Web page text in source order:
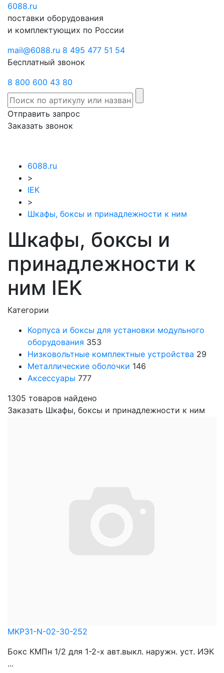
6088.ru
поставки оборудования
и комплектующих по России
mail@6088.ru 8 495 477 51 54
Бесплатный звонок
8 800 600 43 80
Отправить запрос
Заказать звонок
6088.ru
>
IEK
>
Шкафы, боксы и принадлежности к ним
Шкафы, боксы и
принадлежности к
ним IEK
Категории
Корпуса и боксы для установки модульного
оборудования 353
Низковольтные комплектные устройства 29
Металлические оболочки 146
Аксессуары 777
1305 товаров найдено
Заказать Шкафы, боксы и принадлежности к ним
MKP31-N-02-30-252
Бокс КМПн 1/2 для 1-2-х авт.выкл. наружн. уст. ИЭК
...
Отправить
запрос
звонок